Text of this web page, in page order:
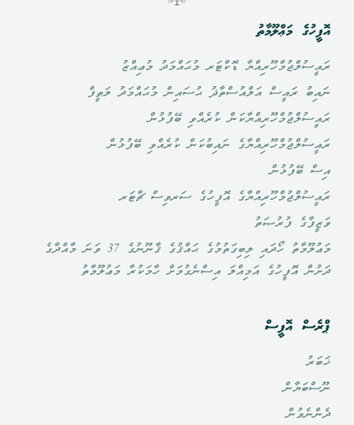
އޮފީހުގެ މަޢްލޫމާތު
ރައީސުލްޖުމްހޫރިއްޔާ ޑޮކްޓަރ މުޙައްމަދު މުޢިއްޒު
ނައިބު ރައީސް އަލްއުސްތާޛު ޙުސައިން މުޙައްމަދު ލަޠީފް
ރައީސުލްޖުމްހޫރިއްޔާކަން ކުރެއްވި ބޭފުޅުން
ރައީސުލްޖުމްހޫރިއްޔާގެ ނައިބުކަން ކުރެއްވި ބޭފުޅުން
އިސް ބޭފުޅުން
ރައީސުލްޖުމްހޫރިއްޔާގެ އޮފީހުގެ ސަރވިސް ޗާޓަރ
ވަޒީފާގެ ފުރުޞަތު
މަޢުލޫމާތު ހޯދައި ލިބިގަތުމުގެ ޙައްޤުގެ ޤާނޫނުގެ 37 ވަނަ މާއްދާގެ
ދަށުން އޮފީހުގެ އަމިއްލަ އިސްނެގުމަށް ހާމަކުރާ މަޢުލޫމާތު
ޕްރެސް އޮފީސް
ޚަބަރު
ނޫސްބަޔާން
ދެންނެވުން